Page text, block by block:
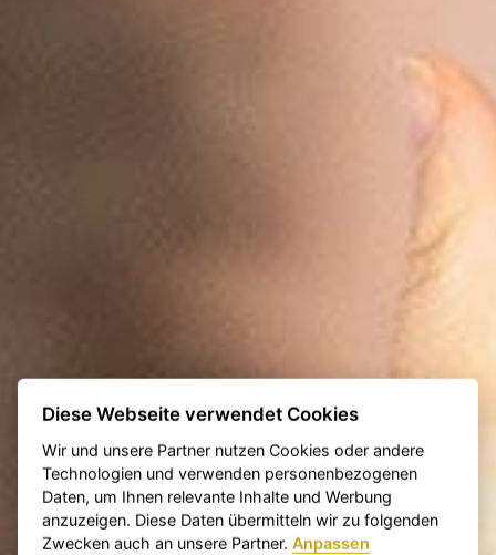
Diese Webseite verwendet Cookies
Wir und unsere Partner nutzen Cookies oder andere
Technologien und verwenden personenbezogenen
Daten, um Ihnen relevante Inhalte und Werbung
anzuzeigen. Diese Daten übermitteln wir zu folgenden
Zwecken auch an unsere Partner. Anpassen